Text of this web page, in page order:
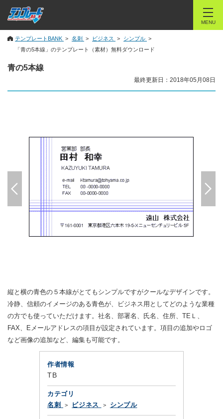
MENU
テンプレートBANK 名刺 ビジネス
シンプル
「青の5本線」のテンプレート（素材）無料ダウンロード
青の5本線
最終更新日：2018年05月08日
縦と横の青色の５本線がとてもシンプルですがクールなデザインです。
冷静、信頼のイメージのある青色が、ビジネス用としてどのような業種
の方でも使っていただけます。社名、部署名、氏名、住所、TEＬ、
FAX、Eメールアドレスの項目が設定されています。項目の追加やロゴ
など画像の追加など、編集も可能です。
作者情報
TB
カテゴリ
名刺
ビジネス シンプル